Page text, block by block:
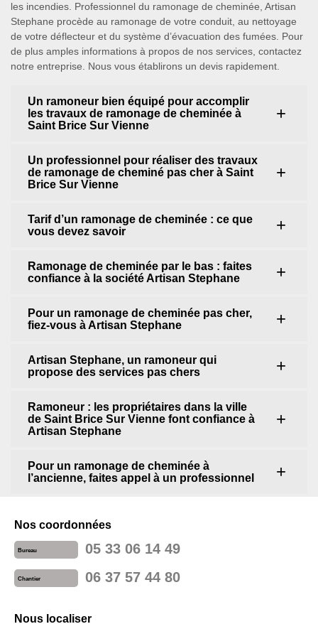
les incendies. Professionnel du ramonage de cheminée, Artisan
Stephane procède au ramonage de votre conduit, au nettoyage
de votre déflecteur et du système d’évacuation des fumées. Pour
de plus amples informations à propos de nos services, contactez
notre entreprise. Nous vous établirons un devis rapidement.
Un ramoneur bien équipé pour accomplir
les travaux de ramonage de cheminée à
Saint Brice Sur Vienne
Un professionnel pour réaliser des travaux
de ramonage de cheminé pas cher à Saint
Brice Sur Vienne
Tarif d’un ramonage de cheminée : ce que
vous devez savoir
Ramonage de cheminée par le bas : faites
confiance à la société Artisan Stephane
Pour un ramonage de cheminée pas cher,
fiez-vous à Artisan Stephane
Artisan Stephane, un ramoneur qui
propose des services pas chers
Ramoneur : les propriétaires dans la ville
de Saint Brice Sur Vienne font confiance à
Artisan Stephane
Pour un ramonage de cheminée à
l’ancienne, faites appel à un professionnel
Nos coordonnées
Bureau 05 33 06 14 49
Chantier 06 37 57 44 80
Nous localiser